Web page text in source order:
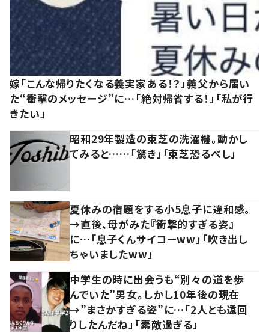
嫁「こんな帰りたくなる義実家ある！？」義父から届い
た“衝撃のメッセージ”に…「絶対帰省する！」「私が行
きたい」
昭和29年製造の東芝の洗濯機。動かし
てみると……「驚き」「東芝恐るべし」
夏休みの宿題をする小5息子に違和感。
→直後、母がみた『衝撃的すぎる姿』
に…「息子くんサイコーww」「吹き出し
ちゃいましたww」
中学生の時に出会うも“別々の道を歩
んでいた”男女。しかし10年後の現在
→”まさかすぎる姿”に…「2人とも遠回
りしたんだね」「素敵過ぎる」